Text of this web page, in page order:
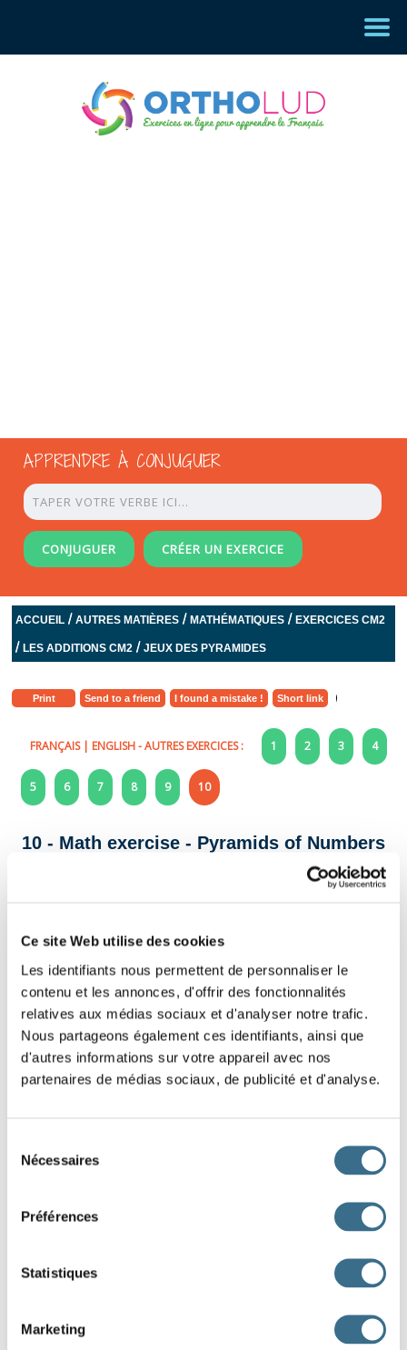
Ce site Web utilise des cookies
Les identifiants nous permettent de personnaliser le
contenu et les annonces, d'offrir des fonctionnalités
relatives aux médias sociaux et d'analyser notre trafic.
Nous partageons également ces identifiants, ainsi que
d'autres informations sur votre appareil avec nos
partenaires de médias sociaux, de publicité et d'analyse.
Nécessaires
Préférences
Statistiques
Marketing
APPRENDRE À CONJUGUER
CONJUGUER CRÉER UN EXERCICE
ACCUEIL /AUTRES MATIÈRES /MATHÉMATIQUES /EXERCICES CM2
/LES ADDITIONS CM2 /JEUX DES PYRAMIDES
Print Send to a friend I found a mistake ! Short link
FRANÇAIS| ENGLISH- AUTRES EXERCICES : 1 2 3 4
5 6 7 8 9 10
10 - Math exercise - Pyramids of Numbers
For each brick, write the sum of the two bricks